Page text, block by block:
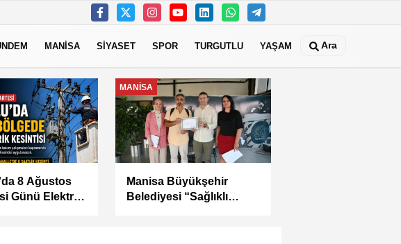
MANİSA SİYASET SPOR TURGUTLU YAŞAM Ara
SORUNLARI
MANİSA
Kula Seyitali
Mahallesi’nde Sıcak